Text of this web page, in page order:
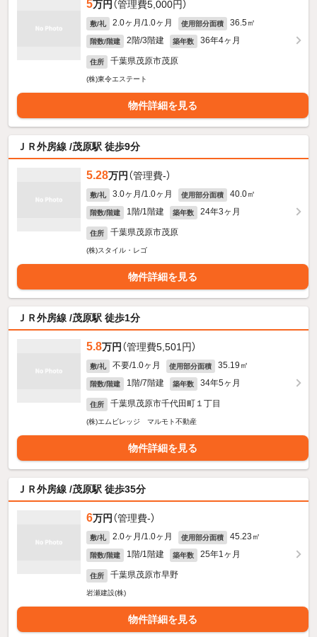
5万円 （管理費5,000円）
敷/礼 2.0ヶ月/1.0ヶ月 使用部分面積 36.5㎡
階数/階建 2階/3階建 築年数 36年4ヶ月
住所 千葉県茂原市茂原
(株)東令エステート
物件詳細を見る
ＪＲ外房線 /茂原駅 徒歩9分
5.28万円 （管理費-）
敷/礼 3.0ヶ月/1.0ヶ月 使用部分面積 40.0㎡
階数/階建 1階/1階建 築年数 24年3ヶ月
住所 千葉県茂原市茂原
(株)スタイル・レゴ
物件詳細を見る
ＪＲ外房線 /茂原駅 徒歩1分
5.8万円 （管理費5,501円）
敷/礼 不要/1.0ヶ月 使用部分面積 35.19㎡
階数/階建 1階/7階建 築年数 34年5ヶ月
住所 千葉県茂原市千代田町１丁目
(株)エムビレッジ マルモト不動産
物件詳細を見る
ＪＲ外房線 /茂原駅 徒歩35分
6万円 （管理費-）
敷/礼 2.0ヶ月/1.0ヶ月 使用部分面積 45.23㎡
階数/階建 1階/1階建 築年数 25年1ヶ月
住所 千葉県茂原市早野
岩瀬建設(株)
物件詳細を見る